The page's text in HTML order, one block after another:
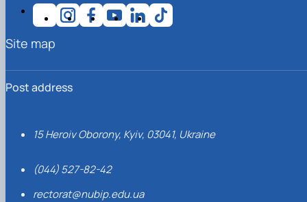
Post address
15 Heroiv Oborony, Kyiv, 03041, Ukraine
(044) 527-82-42
rectorat@nubip.edu.ua
Site map